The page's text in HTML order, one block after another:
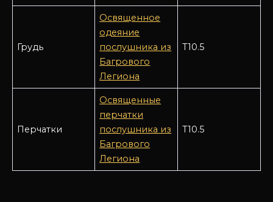
Грудь
Освященное
одеяние
послушника из
Багрового
Легиона
Т10.5
Перчатки
Освященные
перчатки
послушника из
Багрового
Легиона
Т10.5